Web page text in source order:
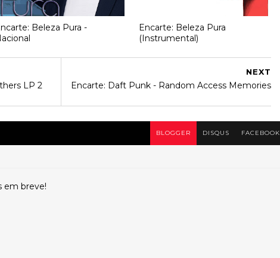
Beleza Pura -
Encarte: Beleza Pura
(Instrumental)
NEXT
Encarte: Daft Punk - Random Access Memories
LP 2
BLOGGER DISQUS FACEBOOK
em breve!